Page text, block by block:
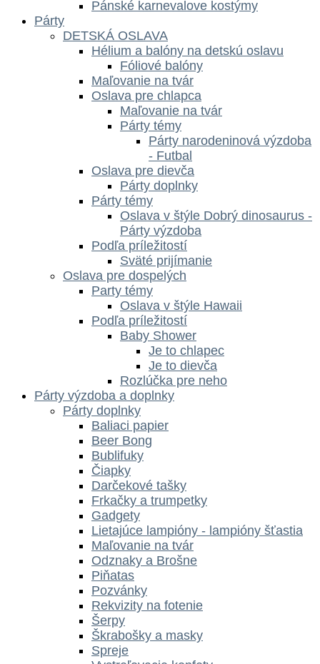
Pánské karnevalove kostýmy
Párty
DETSKÁ OSLAVA
Hélium a balóny na detskú oslavu
Fóliové balóny
Maľovanie na tvár
Oslava pre chlapca
Maľovanie na tvár
Párty témy
Párty narodeninová výzdoba
- Futbal
Oslava pre dievča
Párty doplnky
Párty témy
Oslava v štýle Dobrý dinosaurus -
Párty výzdoba
Podľa príležitostí
Sväté prijímanie
Oslava pre dospelých
Party témy
Oslava v štýle Hawaii
Podľa príležitostí
Baby Shower
Je to chlapec
Je to dievča
Rozlúčka pre neho
Párty výzdoba a doplnky
Párty doplnky
Baliaci papier
Beer Bong
Bublifuky
Čiapky
Darčekové tašky
Frkačky a trumpetky
Gadgety
Lietajúce lampióny - lampióny šťastia
Maľovanie na tvár
Odznaky a Brošne
Piňatas
Pozvánky
Rekvizity na fotenie
Šerpy
Škrabošky a masky
Spreje